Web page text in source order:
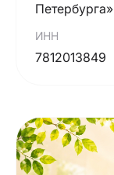
Петербурга»
ИНН
7812013849